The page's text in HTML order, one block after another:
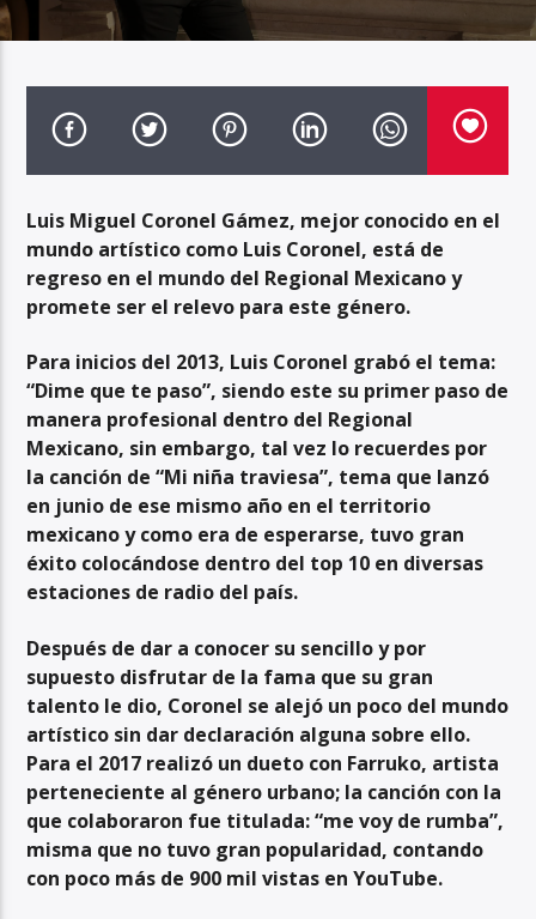
Luis Miguel Coronel Gámez, mejor conocido en el
mundo artístico como Luis Coronel, está de
regreso en el mundo del Regional Mexicano y
promete ser el relevo para este género.
Para inicios del 2013, Luis Coronel grabó el tema:
“Dime que te paso”, siendo este su primer paso de
manera profesional dentro del Regional
Mexicano, sin embargo, tal vez lo recuerdes por
la canción de “Mi niña traviesa”, tema que lanzó
en junio de ese mismo año en el territorio
mexicano y como era de esperarse, tuvo gran
éxito colocándose dentro del top 10 en diversas
estaciones de radio del país.
Después de dar a conocer su sencillo y por
supuesto disfrutar de la fama que su gran
talento le dio, Coronel se alejó un poco del mundo
artístico sin dar declaración alguna sobre ello.
Para el 2017 realizó un dueto con Farruko, artista
perteneciente al género urbano; la canción con la
que colaboraron fue titulada: “me voy de rumba”,
misma que no tuvo gran popularidad, contando
con poco más de 900 mil vistas en YouTube.